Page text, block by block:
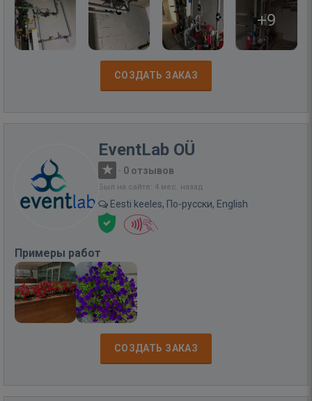
+9
СОЗДАТЬ ЗАКАЗ
EventLab OÜ
· 0 отзывов
Был на сайте: 4 мес. назад
Eesti keeles, По-русски, English
Примеры работ
СОЗДАТЬ ЗАКАЗ